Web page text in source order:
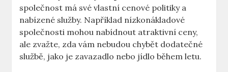
společnost má své vlastní cenové politiky a
nabízené služby. Například nízkonákladové
společnosti mohou nabídnout atraktivní ceny,
ale zvažte, zda vám nebudou chybět dodatečné
službě, jako je zavazadlo nebo jídlo během letu.